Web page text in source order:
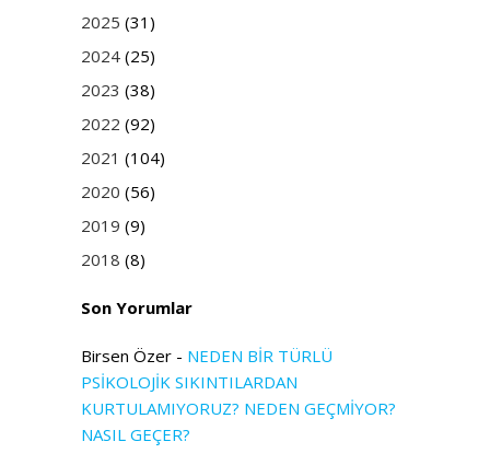
2025 (31)
2024 (25)
2023 (38)
2022 (92)
2021 (104)
2020 (56)
2019 (9)
2018 (8)
Son Yorumlar
Birsen Özer - NEDEN BİR TÜRLÜ
PSİKOLOJİK SIKINTILARDAN
KURTULAMIYORUZ? NEDEN GEÇMİYOR?
NASIL GEÇER?